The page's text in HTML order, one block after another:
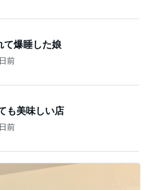
て爆睡した娘
前
も美味しい店
前